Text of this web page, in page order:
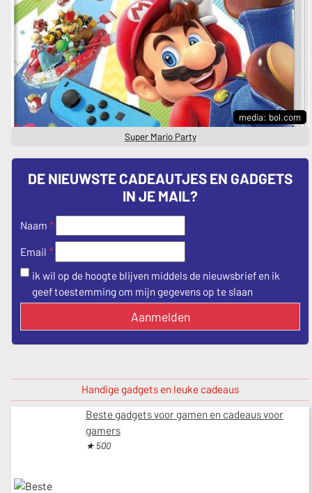
media: bol.com
Super Mario Party
DE NIEUWSTE CADEAUTJES EN GADGETS
IN JE MAIL?
Naam *
Email *
ik wil op de hoogte blijven middels de nieuwsbrief en ik
geef toestemming om mijn gegevens op te slaan
Aanmelden
Handige gadgets en leuke cadeaus
Beste gadgets voor gamen en cadeaus voor
gamers
★ 500